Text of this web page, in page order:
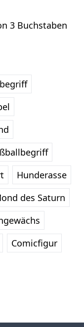
3 Buchstaben
Hunderasse
des Saturn
Comicfigur